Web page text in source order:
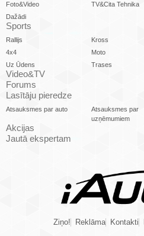
Foto&Video
TV&Cita Tehnika
Dažādi
Sports
Rallijs Kross
4x4
Moto
Uz Ūdens
Trases
Video&TV
Forums
Lasītāju pieredze
Atsauksmes par auto
Atsauksmes par
uzņēmumiem
Akcijas
Jautā ekspertam
Ziņo! Reklāma Kontakti